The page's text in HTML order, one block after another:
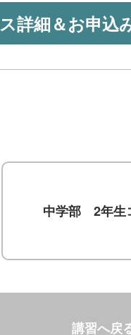
詳細＆お申込
中学部 2年生
講習へ戻